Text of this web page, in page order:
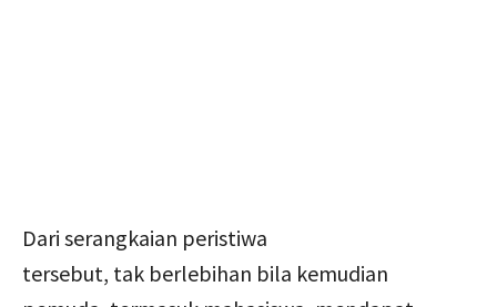
Dari serangkaian peristiwa
tersebut, tak berlebihan bila kemudian